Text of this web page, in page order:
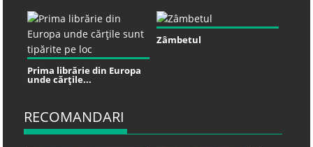
Prima librărie din Europa
unde cărţile...
Zâmbetul
RECOMANDARI